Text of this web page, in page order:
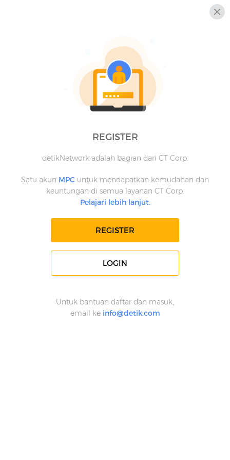
REGISTER
detikNetwork adalah bagian dari CT Corp.
Satu akun MPC untuk mendapatkan kemudahan dan
keuntungan di semua layanan CT Corp.
Pelajari lebih lanjut.
REGISTER
LOGIN
Untuk bantuan daftar dan masuk,
email ke info@detik.com